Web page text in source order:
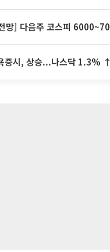
증시, 상승...나스닥 1.3% ↑